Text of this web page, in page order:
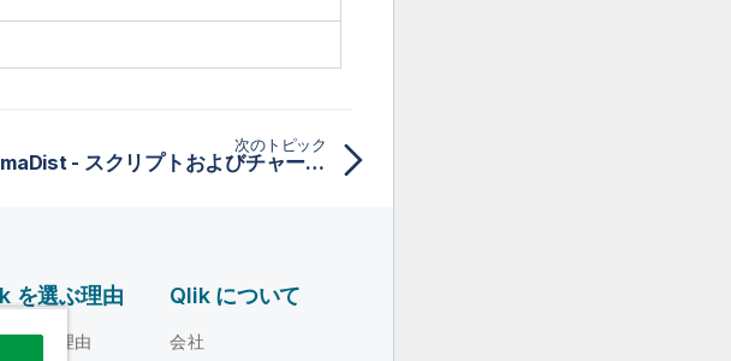
次のトピック
GammaDist - スクリプトおよびチャート関数
を選ぶ理由
を選ぶ理由
Qlik について
会社